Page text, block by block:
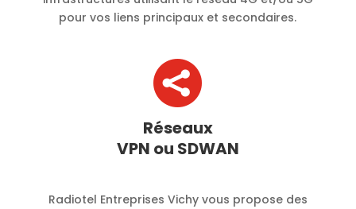
pour vos liens principaux et secondaires.

Réseaux
VPN ou SDWAN
Radiotel Entreprises Vichy vous propose des